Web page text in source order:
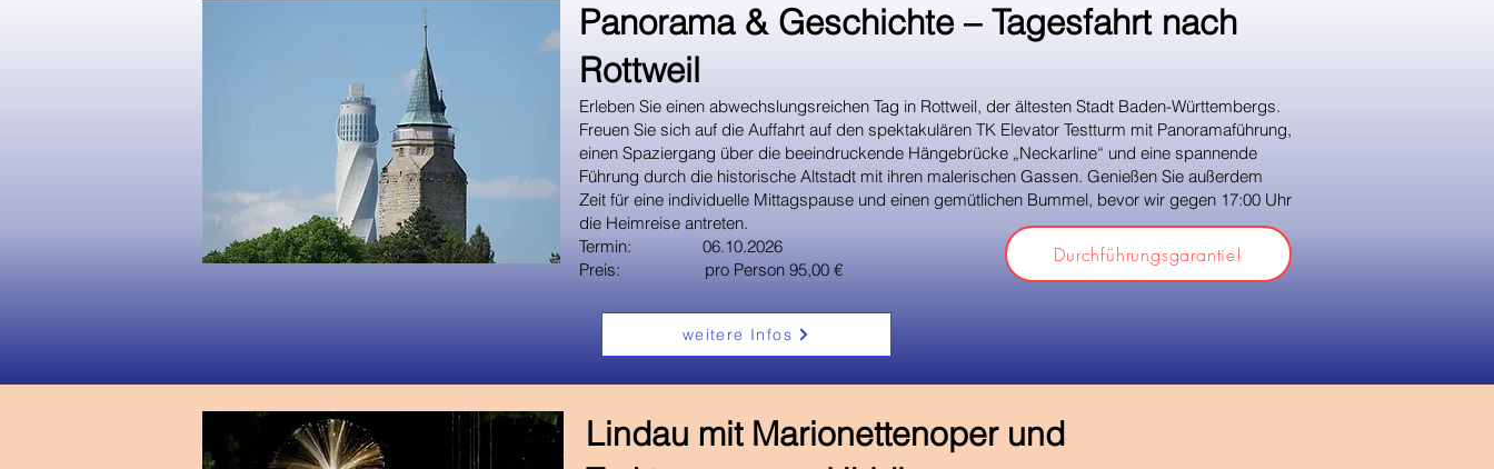
Panorama & Geschichte – Tagesfahrt nach
Rottweil
Erleben Sie einen abwechslungsreichen Tag in Rottweil, der ältesten Stadt Baden-Württembergs.
Freuen Sie sich auf die Auffahrt auf den spektakulären TK Elevator Testturm mit Panoramaführung,
einen Spaziergang über die beeindruckende Hängebrücke „Neckarline“ und eine spannende
Führung durch die historische Altstadt mit ihren malerischen Gassen. Genießen Sie außerdem
Zeit für eine individuelle Mittagspause und einen gemütlichen Bummel, bevor wir gegen 17:00 Uhr
die Heimreise antreten.
Termin: 06.10.2026
Preis: pro Person 95,00 €
Durchführungsgarantie!
weitere Infos
Lindau mit Marionettenoper und